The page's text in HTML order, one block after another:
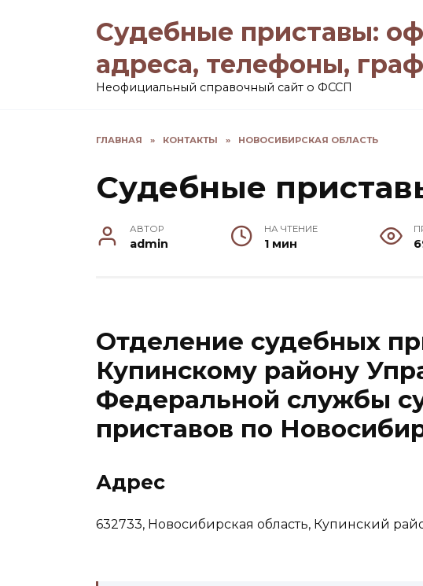
Судебные приставы:
адреса, телефоны,
Неофициальный справочный сайт о ФССП
ГЛАВНАЯ » КОНТАКТЫ » НОВОСИБИРСКАЯ ОБЛАСТЬ
Судебные
АВТОР
admin
НА ЧТЕНИЕ
1 мин
Отделение судебных
Купинскому району
Федеральной службы
приставов по
Адрес
632733, Новосибирская область, Купинский